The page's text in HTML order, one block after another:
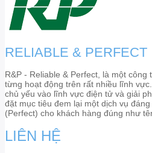
RELIABLE & PERFECT
R&P - Reliable & Perfect, là một công
từng hoạt động trên rất nhiều lĩnh
chủ yếu vào lĩnh vực điện tử và giải
đặt mục tiêu đem lại một dịch vụ
(Perfect) cho khách hàng đúng như
LIÊN HỆ